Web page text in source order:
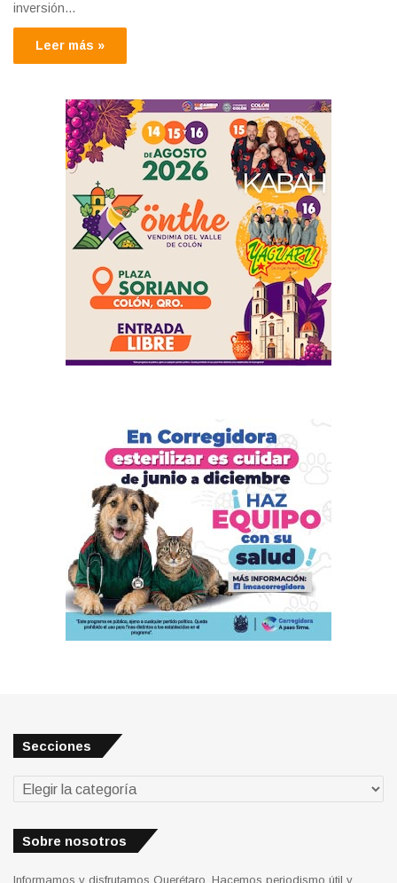
inversión…
Leer más »
Secciones
Secciones
Sobre nosotros
Informamos y disfrutamos Querétaro. Hacemos periodismo útil y